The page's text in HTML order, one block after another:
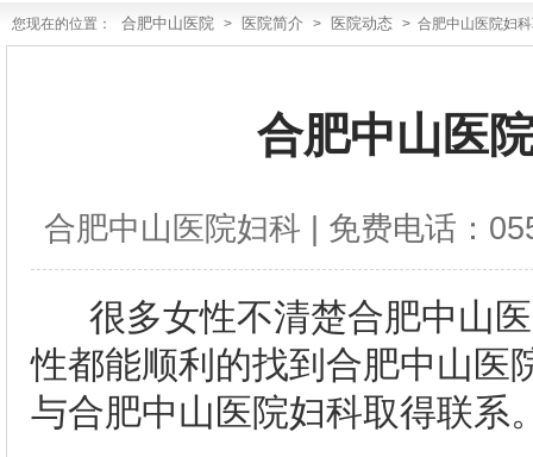
您现在的位置： 合肥中山医院 > 医院简介 > 医院动态 > 合肥中山医院妇
合肥中山医
合肥中山医院妇科 | 免费电话：
很多女性不清楚合肥中山
性都能顺利的找到合肥中山医
与合肥中山医院妇科取得联系